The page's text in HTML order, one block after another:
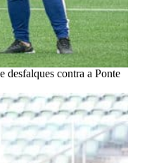
desfalques contra a Ponte